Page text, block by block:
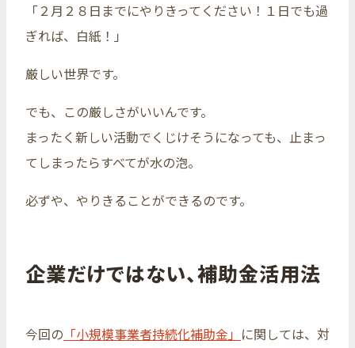
「２月２８日までにやりきってください！１日でも過
ぎれば、白紙！」
厳しい世界です。
でも、この厳しさがいいんです。
まったく新しい活動でくじけそうになっても、止まっ
てしまったらすべてが水の泡。
必ずや、やりきることができるのです。
企業だけではない、補助金活用法
今回の 「小規模事業者持続化補助金」 に関しては、対